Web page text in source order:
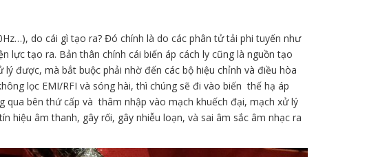
do cái gì tạo ra? Đó chính là do các phân tử tải phi tuyến như
lực tạo ra. Bản thân chính cái biến áp cách ly cũng là nguồn tạo
được, mà bắt buộc phải nhờ đến các bộ hiệu chỉnh và điều hòa
lọc EMI/RFI và sóng hài, thì chúng sẽ đi vào biến thế hạ áp
qua bên thứ cấp và thâm nhập vào mạch khuếch đại, mạch xử lý
hiệu âm thanh, gây rối, gây nhiễu loạn, và sai âm sắc âm nhạc ra